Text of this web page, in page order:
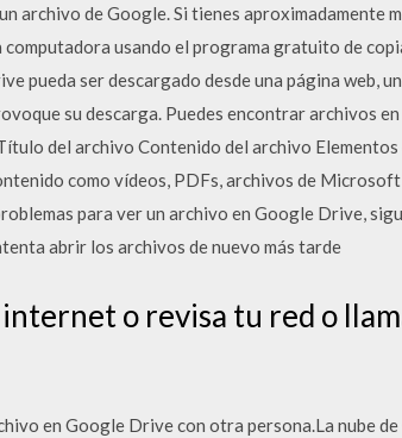
archivo de Google. Si tienes aproximadamente
usando el programa gratuito de
pueda ser descargado desde una página web,
su descarga. Puedes encontrar archivos
del archivo Contenido del archivo
como vídeos, PDFs, archivos de
para ver un archivo en Google Drive,
abrir los archivos de nuevo más tarde
o revisa tu red o
en Google Drive con otra persona.La nube